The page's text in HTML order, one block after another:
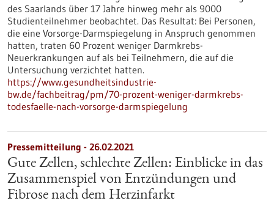
des Saarlands über 17 Jahre hinweg mehr als 9000
Studienteilnehmer beobachtet. Das Resultat: Bei Personen,
die eine Vorsorge-Darmspiegelung in Anspruch genommen
hatten, traten 60 Prozent weniger Darmkrebs-
Neuerkrankungen auf als bei Teilnehmern, die auf die
Untersuchung verzichtet hatten.
https://www.gesundheitsindustrie-
bw.de/fachbeitrag/pm/70-prozent-weniger-darmkrebs-
todesfaelle-nach-vorsorge-darmspiegelung
Pressemitteilung - 26.02.2021
Gute Zellen, schlechte Zellen: Einblicke in das
Zusammenspiel von Entzündungen und
Fibrose nach dem Herzinfarkt